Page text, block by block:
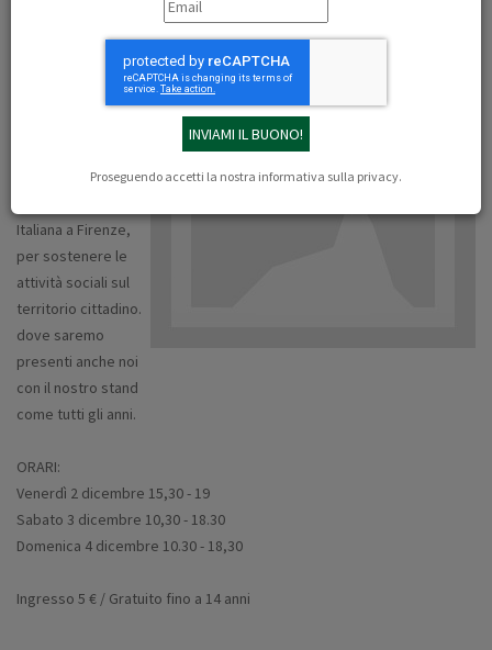
Proseguendo accetti la nostra informativa sulla privacy.
2-3-4 dicembre 2016
obihall firenze lungarno aldo moro
Torna il tradizionale
Mercato di Natale
Italiana a Firenze,
per sostenere le
attività sociali sul
territorio cittadino.
dove saremo
presenti anche noi
con il nostro stand
come tutti gli anni.
ORARI:
Venerdì 2 dicembre 15,30 - 19
Sabato 3 dicembre 10,30 - 18.30
Domenica 4 dicembre 10.30 - 18,30
Ingresso 5 € / Gratuito fino a 14 anni